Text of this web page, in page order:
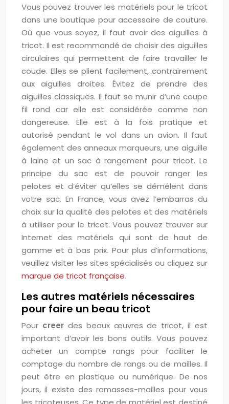
Vous pouvez trouver les matériels pour le tricot
dans une boutique pour accessoire de couture.
Où que vous soyez, il faut avoir des aiguilles à
tricot. Il est recommandé de choisir des aiguilles
circulaires qui permettent de faire travailler le
coude. Elles se plient facilement, contrairement
aux aiguilles droites. Évitez de prendre des
aiguilles classiques. Il faut se munir d’une coupe
fil rond car elle est considérée comme non
dangereuse. Elle est à la fois pratique et
autorisé pendant le vol dans un avion. Il faut
également des anneaux marqueurs, une aiguille
à laine et un sac à rangement pour tricot. Le
principe du sac est de pouvoir ranger les
pelotes et d’éviter qu’elles se démêlent dans
votre sac. En France, vous avez l’embarras du
choix sur la qualité des pelotes et des matériels
à utiliser pour le tricot. Vous pouvez trouver sur
Internet des matériels qui sont de haut de
gamme et à bas prix. Pour plus d’informations,
veuillez visiter les sites spécialisés ou cliquez sur
marque de tricot française.
Les autres matériels nécessaires
pour faire un beau tricot
Pour creer des beaux œuvres de tricot, il est
important d’avoir les bons outils. Vous pouvez
acheter un compte rangs pour faciliter le
comptage du nombre de rangs ou de mailles. Il
peut être en plastique ou numérique. De nos
jours, il existe des ramasses-mailles pour vous